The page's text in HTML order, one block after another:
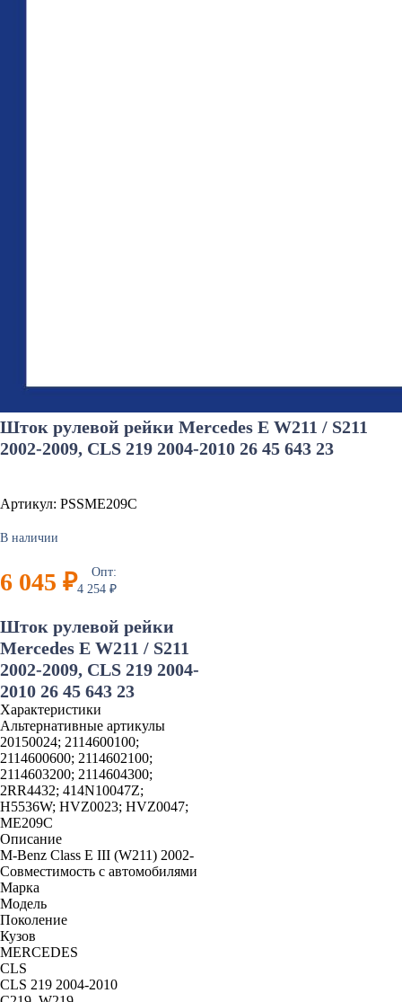
Шток рулевой рейки Mercedes E W211 / S211
2002-2009, CLS 219 2004-2010 26 45 643 23
Артикул: PSSME209C
В наличии
6 045 ₽
Опт:
4 254 ₽
Шток рулевой рейки
Mercedes E W211 / S211
2002-2009, CLS 219 2004-
2010 26 45 643 23
Характеристики
Альтернативные артикулы
20150024; 2114600100;
2114600600; 2114602100;
2114603200; 2114604300;
2RR4432; 414N10047Z;
H5536W; HVZ0023; HVZ0047;
ME209C
Описание
M-Benz Class E III (W211) 2002-
Совместимость с автомобилями
Марка
Модель
Поколение
Кузов
MERCEDES
CLS
CLS 219 2004-2010